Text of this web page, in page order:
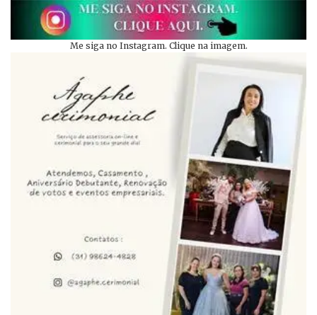
Me siga no Instagram. Clique na imagem.